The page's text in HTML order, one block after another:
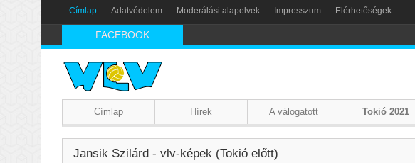
Címlap Adatvédelem Moderálási alapelvek Impresszum Elérhetőségek
FACEBOOK
Címlap Hírek A válogatott Tokió 2021
Jansik Szilárd - vlv-képek (Tokió előtt)